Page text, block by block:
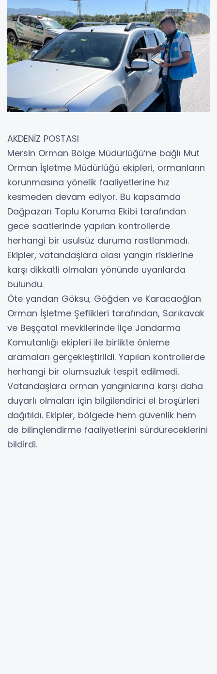
AKDENİZ POSTASI
Mersin Orman Bölge Müdürlüğü’ne bağlı Mut
Orman İşletme Müdürlüğü ekipleri, ormanların
korunmasına yönelik faaliyetlerine hız
kesmeden devam ediyor. Bu kapsamda
Dağpazarı Toplu Koruma Ekibi tarafından
gece saatlerinde yapılan kontrollerde
herhangi bir usulsüz duruma rastlanmadı.
Ekipler, vatandaşlara olası yangın risklerine
karşı dikkatli olmaları yönünde uyarılarda
bulundu.
Öte yandan Göksu, Göğden ve Karacaoğlan
Orman İşletme Şeflikleri tarafından, Sarıkavak
ve Beşçatal mevkilerinde İlçe Jandarma
Komutanlığı ekipleri ile birlikte önleme
aramaları gerçekleştirildi. Yapılan kontrollerde
herhangi bir olumsuzluk tespit edilmedi.
Vatandaşlara orman yangınlarına karşı daha
duyarlı olmaları için bilgilendirici el broşürleri
dağıtıldı. Ekipler, bölgede hem güvenlik hem
de bilinçlendirme faaliyetlerini sürdüreceklerini
bildirdi.